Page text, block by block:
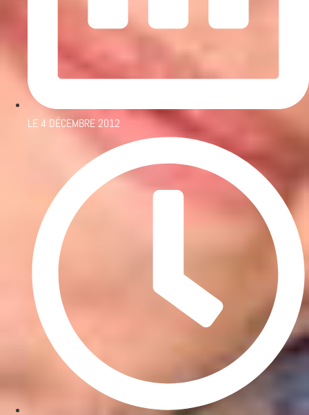
LE4 DÉCEMBRE 2012